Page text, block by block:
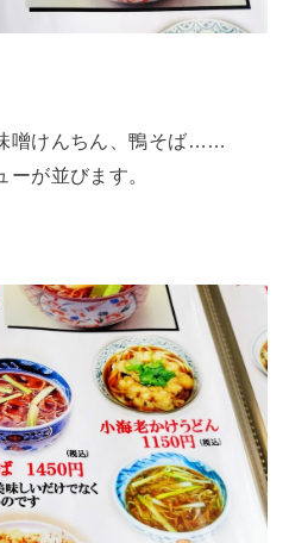
噌けんちん、鴨そば……
が並びます。